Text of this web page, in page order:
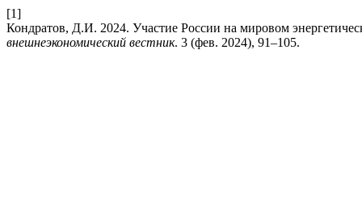
[1]
Кондратов, Д.И. 2024. Участие России на мировом
внешнеэкономический вестник. 3 (фев. 2024), 91–105.